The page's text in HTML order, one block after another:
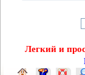
Легкий и